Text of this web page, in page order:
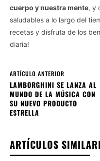
cuerpo y nuestra mente, y
saludables a lo largo del
recetas y disfruta de los
diaria!
ARTÍCULO ANTERIOR
LAMBORGHINI SE LANZA AL
MUNDO DE LA MÚSICA CON
SU NUEVO PRODUCTO
ESTRELLA
ARTÍCULOS